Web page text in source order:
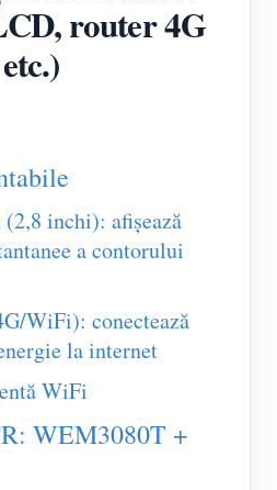
Wi-Fi trifazat (WEM3046T)
Wi-Fi trifazat (WEM3050T)
WiFi
Pro
pentru sistem solar FV
router 4G
etc.)
inchi): afișează
a contorului
WiFi): conectează
la internet
WiFi
WEM3080T +